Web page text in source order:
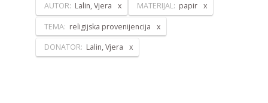
AUTOR: Lalin, Vjera MATERIJAL: papir
TEMA: religijska provenijencija
DONATOR: Lalin, Vjera